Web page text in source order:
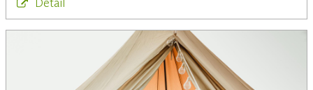
Detail